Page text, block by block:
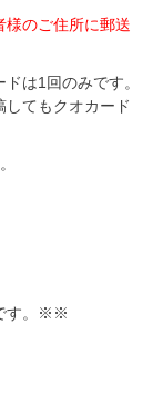
様のご住所に郵送
は1回のみです。
てもクオカード
す。※※